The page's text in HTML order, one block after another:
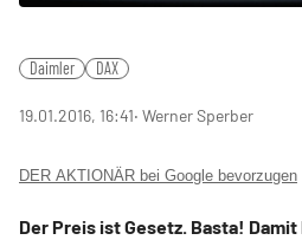
Daimler DAX
19.01.2016, 16:41‧ Werner Sperber
DER AKTIONÄR bei Google bevorzugen
Der Preis ist Gesetz. Basta!